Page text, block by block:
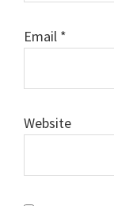
Email *
Website